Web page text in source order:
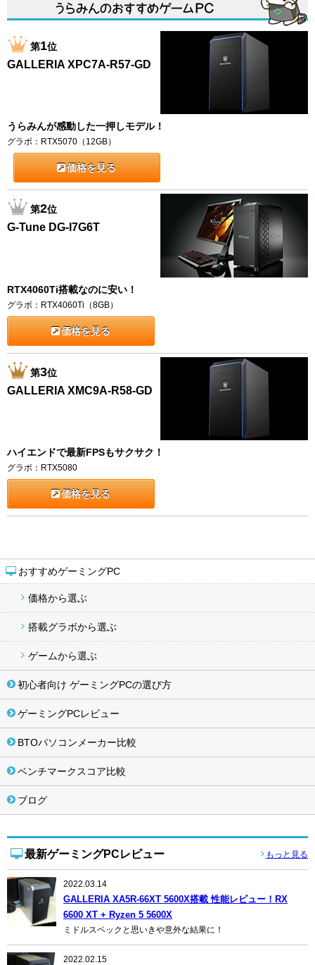
おすすめゲーミングPC
価格から選ぶ
搭載グラボから選ぶ
ゲームから選ぶ
初心者向け ゲーミングPCの選び方
ゲーミングPCレビュー
BTOパソコンメーカー比較
ベンチマークスコア比較
ブログ
最新ゲーミングPCレビュー もっと見る
2022.03.14
GALLERIA XA5R-66XT 5600X搭載 性能レビュー！RX
6600 XT + Ryzen 5 5600X
ミドルスペックと思いきや意外な結果に！
2022.02.15
第1位
GALLERIA XPC7A-R57-GD
うらみんが感動した一押しモデル！
グラボ：RTX5070（12GB）
価格を見る
第2位
G-Tune DG-I7G6T
RTX4060Ti搭載なのに安い！
グラボ：RTX4060Ti（8GB）
価格を見る
第3位
GALLERIA XMC9A-R58-GD
ハイエンドで最新FPSもサクサク！
グラボ：RTX5080
価格を見る